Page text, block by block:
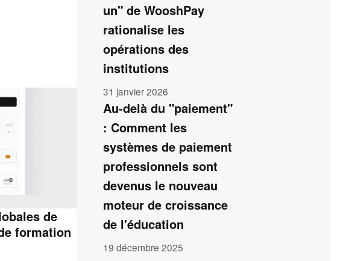
de
formation
un" de WooshPay
rationalise les
opérations des
institutions
31 janvier 2026
Au-delà du "paiement"
: Comment les
systèmes de paiement
professionnels sont
devenus le nouveau
moteur de croissance
de l'éducation
19 décembre 2025